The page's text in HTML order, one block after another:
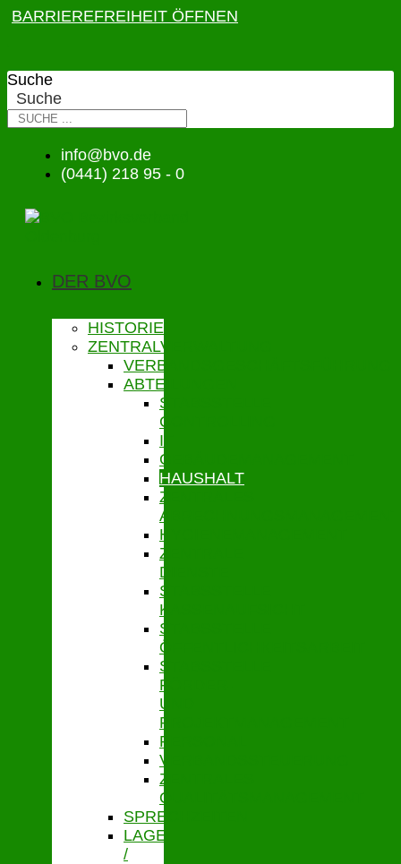
BARRIEREFREIHEIT ÖFFNEN
Suche
Suche
info@bvo.de
(0441) 218 95 - 0
DER BVO
HISTORIE
ZENTRALVERWALTUNG
VERBANDSGESCHÄFTSFÜHRUNG
ABTEILUNGEN
STABSSTELLE
CONTROLLING
IT
GEBÄUDEMANAGEMENT
HAUSHALT
ZENTRALES
ABRECHNUNGSMANAGEMENT
HYGIENEMANAGEMENT
ZENTRALE
DIENSTE
STABSSTELLE
KASSENAUFSICHT
STABSSTELLE
ÖFFENTLICHKEITSARBEIT
STABSSTELLE
FÖRDER-
UND
PROJEKTMANAGEMENT
PERSONAL
VERBANDSSTEUERUNG
ZENTRALES
QUALITÄTSMANAGEMENT
SPRECHZEITEN
LAGE
/